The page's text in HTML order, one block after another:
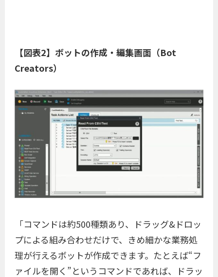
【図表2】ボットの作成・編集画面（Bot
Creators）
「コマンドは約500種類あり、ドラッグ&ドロッ
プによる組み合わせだけで、きめ細かな業務処
理が行えるボットが作成できます。たとえば“フ
ァイルを開く”というコマンドであれば、ドラッ